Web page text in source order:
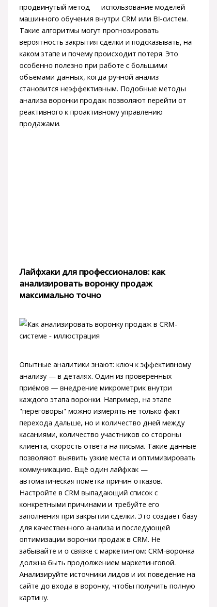
продвинутый метод — использование моделей
машинного обучения внутри CRM или BI-систем.
Такие алгоритмы могут прогнозировать
вероятность закрытия сделки и подсказывать, на
каком этапе и почему происходит потеря. Это
особенно полезно при работе с большими
объёмами данных, когда ручной анализ
становится неэффективным. Подобные методы
анализа воронки продаж позволяют перейти от
реактивного к проактивному управлению
продажами.
Лайфхаки для профессионалов: как
анализировать воронку продаж
максимально точно
Опытные аналитики знают: ключ к эффективному
анализу — в деталях. Один из проверенных
приёмов — внедрение микрометрик внутри
каждого этапа воронки. Например, на этапе
"переговоры" можно измерять не только факт
перехода дальше, но и количество дней между
касаниями, количество участников со стороны
клиента, скорость ответа на письма. Такие данные
позволяют выявить узкие места и оптимизировать
коммуникацию. Ещё один лайфхак —
автоматическая пометка причин отказов.
Настройте в CRM выпадающий список с
конкретными причинами и требуйте его
заполнения при закрытии сделки. Это создаёт базу
для качественного анализа и последующей
оптимизации воронки продаж в CRM. Не
забывайте и о связке с маркетингом: CRM-воронка
должна быть продолжением маркетинговой.
Анализируйте источники лидов и их поведение на
сайте до входа в воронку, чтобы получить полную
картину.